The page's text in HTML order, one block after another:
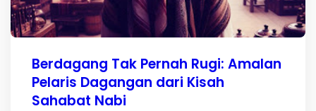
Berdagang Tak Pernah Rugi: Amalan
Pelaris Dagangan dari Kisah
Sahabat Nabi